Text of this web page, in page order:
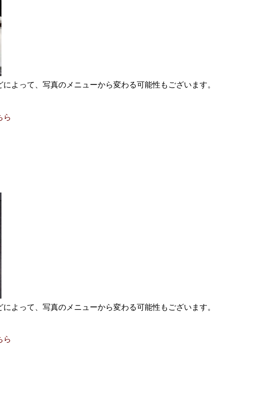
よって、写真のメニューから変わる可能性もございます。
ら
よって、写真のメニューから変わる可能性もございます。
ら